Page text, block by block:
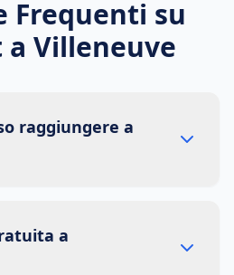
Frequenti su
Villeneuve
raggiungere a
a